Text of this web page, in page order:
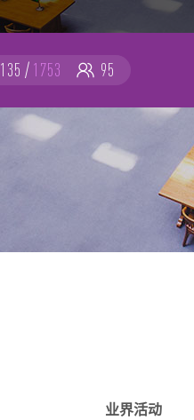
135 / 1753 95
业界活动